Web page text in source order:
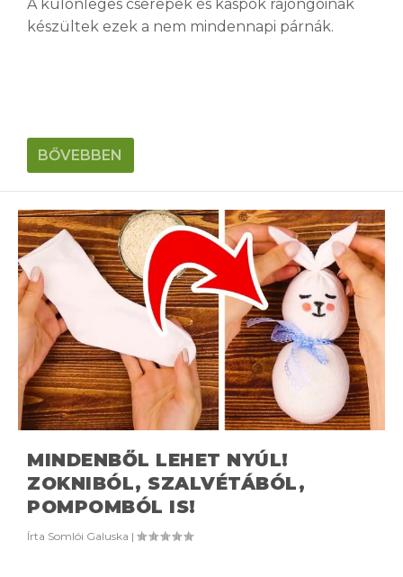
A különleges cserepek és kaspók rajongóinak
készültek ezek a nem mindennapi párnák.
BŐVEBBEN
MINDENBŐL LEHET NYÚL!
ZOKNIBÓL, SZALVÉTÁBÓL,
POMPOMBÓL IS!
Írta Somlói Galuska |